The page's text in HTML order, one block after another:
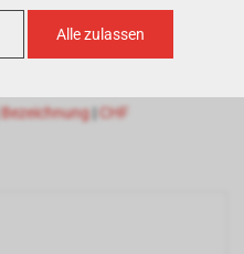
Bezeichnung| CHF
Alle zulassen